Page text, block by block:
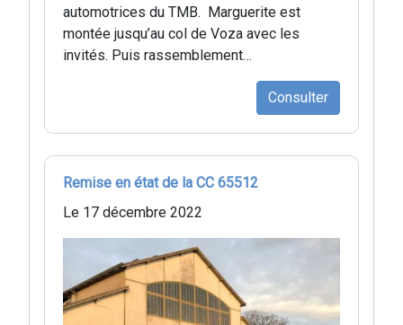
automotrices du TMB. Marguerite est
montée jusqu’au col de Voza avec les
invités. Puis rassemblement…
Consulter
Remise en état de la CC 65512
Le 17 décembre 2022